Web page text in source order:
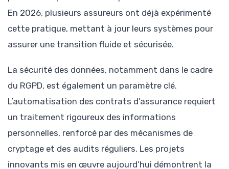
En 2026, plusieurs assureurs ont déjà expérimenté
cette pratique, mettant à jour leurs systèmes pour
assurer une transition fluide et sécurisée.
La sécurité des données, notamment dans le cadre
du RGPD, est également un paramètre clé.
L’automatisation des contrats d’assurance requiert
un traitement rigoureux des informations
personnelles, renforcé par des mécanismes de
cryptage et des audits réguliers. Les projets
innovants mis en œuvre aujourd’hui démontrent la